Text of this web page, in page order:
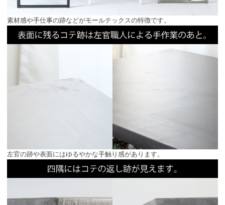
素材感や手仕事の跡などがモールテックスの特徴です。
左官の跡や表面にはゆるやかな手触り感があります。